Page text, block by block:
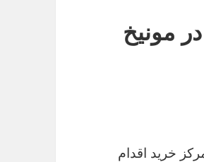
در مونیخ
گریختن از مرکز خرید اقدام